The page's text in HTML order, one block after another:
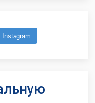
Instagram